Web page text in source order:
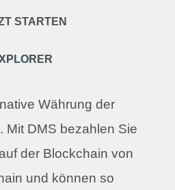
STARTEN
Währung der
Mit DMS bezahlen Sie
der Blockchain von
und können so